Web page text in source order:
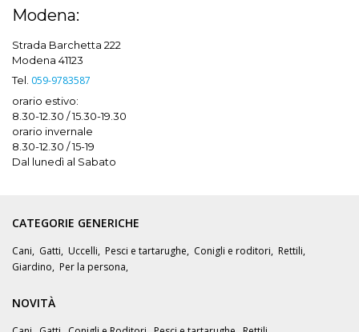
Modena:
Strada Barchetta 222
Modena 41123
Tel. 059-9783587
orario estivo:
8.30-12.30 / 15.30-19.30
orario invernale
8.30-12.30 / 15-19
Dal lunedì al Sabato
CATEGORIE GENERICHE
Cani, Gatti, Uccelli, Pesci e tartarughe, Conigli e roditori, Rettili,
Giardino, Per la persona,
NOVITÀ